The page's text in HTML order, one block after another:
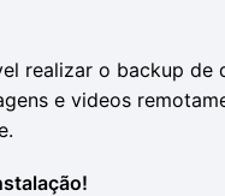
realizar o backup de
e videos